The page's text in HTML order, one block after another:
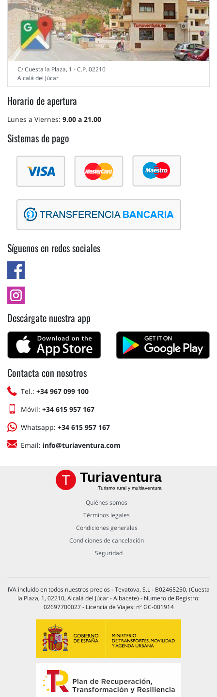
C/ Cuesta la Plaza, 1 - C.P. 02210
Alcalá del Júcar
Horario de apertura
Lunes a Viernes: 9.00 a 21.00
Sistemas de pago
Síguenos en redes sociales
Descárgate nuestra app
Contacta con nosotros
Tel.: +34 967 099 100
Móvil: +34 615 957 167
Whatsapp: +34 615 957 167
Email: info@turiaventura.com
Turiaventura
Turismo rural y multiaventura
Quiénes somos
Términos legales
Condiciones generales
Condiciones de cancelación
Seguridad
IVA incluido en todos nuestros precios - Tevatova, S.L - B02465250, (Cuesta
la Plaza, 1, 02210, Alcalá del Júcar - Albacete) - Numero de Registro:
02697700027 - Licencia de Viajes: nº GC-001914